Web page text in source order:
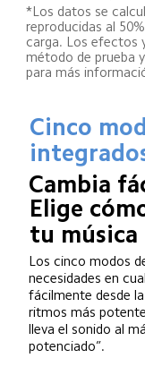
*Los datos se
reproducidas al
carga. Los efectos
método de prueba
para más
Cinco
Cambia
Elige
tu música
Los cinco modos
necesidades en
fácilmente desde
ritmos más
lleva el sonido al
potenciado”.